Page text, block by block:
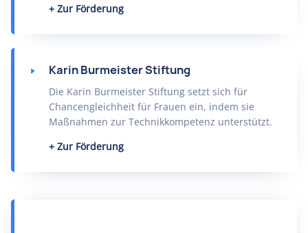
Zur Förderung
Karin Burmeister Stiftung
Die Karin Burmeister Stiftung setzt sich für
Chancengleichheit für Frauen ein, indem sie
Maßnahmen zur Technikkompetenz unterstützt.
Zur Förderung